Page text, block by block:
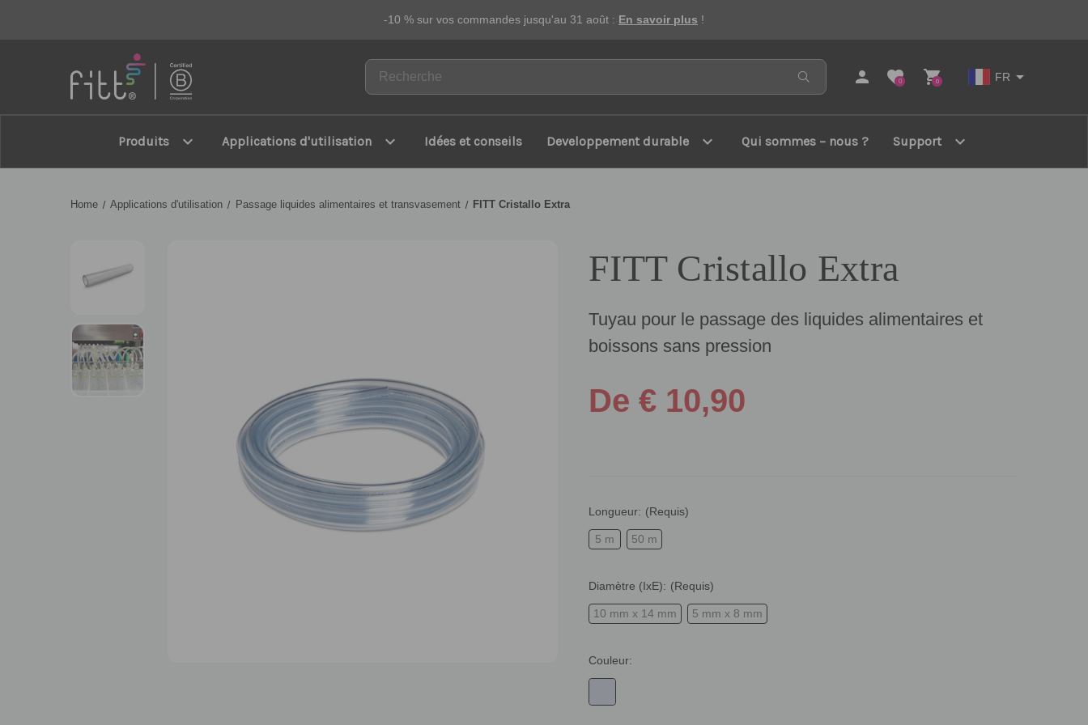
-10 % sur vos commandes jusqu'au 31 août : En savoir plus !
person 0
favorite 0
shopping_cart FR arrow_drop_down
Produits expand_more Applications d'utilisation expand_more Idées et conseils Developpement durable expand_more Qui sommes – nous ? Support expand_more
Home Applications d'utilisation Passage liquides alimentaires et transvasement FITT Cristallo Extra
FITT Cristallo Extra
Tuyau pour le passage des liquides alimentaires et
boissons sans pression
De € 10,90
Longueur: (Requis)
5 m 50 m
Diamètre (IxE): (Requis)
10 mm x 14 mm 5 mm x 8 mm
Couleur: